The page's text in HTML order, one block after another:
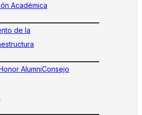
Académica
de la
AlumniConsejo